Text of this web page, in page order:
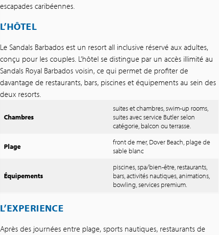
escapades caribéennes.
L’HÔTEL
Le Sandals Barbados est un resort all inclusive réservé aux adultes,
conçu pour les couples. L’hôtel se distingue par un accès illimité au
Sandals Royal Barbados voisin, ce qui permet de profiter de
davantage de restaurants, bars, piscines et équipements au sein des
deux resorts.
Chambres
suites et chambres, swim-up rooms,
suites avec service Butler selon
catégorie, balcon ou terrasse.
Plage
front de mer, Dover Beach, plage de
sable blanc
Équipements
piscines, spa/bien-être, restaurants,
bars, activités nautiques, animations,
bowling, services premium.
L’EXPERIENCE
Après des journées entre plage, sports nautiques, restaurants de